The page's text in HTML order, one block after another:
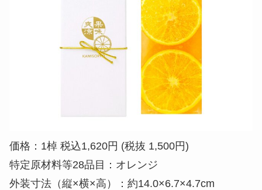
価格：1棹 税込1,620円 (税抜 1,500円)
特定原材料等28品目：オレンジ
外装寸法（縦×横×高）：約14.0×6.7×4.7cm